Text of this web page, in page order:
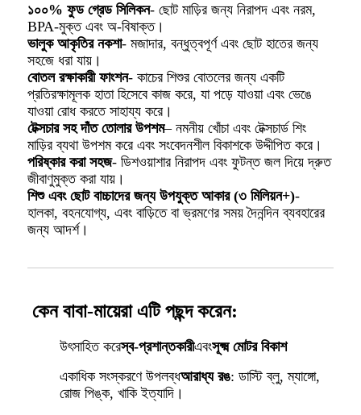
১০০% ফুড গ্রেড সিলিকন- ছোট মাড়ির জন্য নিরাপদ এবং নরম,
BPA-মুক্ত এবং অ-বিষাক্ত।
ভালুক আকৃতির নকশা- মজাদার, বন্ধুত্বপূর্ণ এবং ছোট হাতের জন্য
সহজে ধরা যায়।
বোতল রক্ষাকারী ফাংশন- কাচের শিশুর বোতলের জন্য একটি
প্রতিরক্ষামূলক হাতা হিসেবে কাজ করে, যা পড়ে যাওয়া এবং ভেঙে
যাওয়া রোধ করতে সাহায্য করে।
টেক্সচার সহ দাঁত তোলার উপশম– নমনীয় খোঁচা এবং টেক্সচার্ড শিং
মাড়ির ব্যথা উপশম করে এবং সংবেদনশীল বিকাশকে উদ্দীপিত করে।
পরিষ্কার করা সহজ- ডিশওয়াশার নিরাপদ এবং ফুটন্ত জল দিয়ে দ্রুত
জীবাণুমুক্ত করা যায়।
শিশু এবং ছোট বাচ্চাদের জন্য উপযুক্ত আকার (৩ মিলিয়ন+)-
হালকা, বহনযোগ্য, এবং বাড়িতে বা ভ্রমণের সময় দৈনন্দিন ব্যবহারের
জন্য আদর্শ।
কেন বাবা-মায়েরা এটি পছন্দ করেন:
উৎসাহিত করেস্ব-প্রশান্তকারীএবংসূক্ষ্ম মোটর বিকাশ
একাধিক সংস্করণে উপলব্ধআরাধ্য রঙ: ডাস্টি ব্লু, ম্যাঙ্গো,
রোজ পিঙ্ক, খাকি ইত্যাদি।